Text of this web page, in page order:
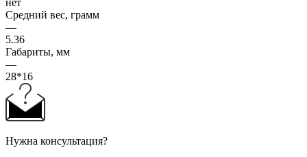
Средний вес, грамм
—
5.36
Габариты, мм
—
28*16
Нужна консультация?